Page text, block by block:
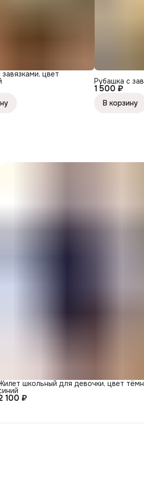
цвет
1 500 ₽
Рубашка с
В корзину
100 ₽
школьный для девочки, цвет